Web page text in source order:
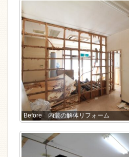
Before 内装の解体リフォーム